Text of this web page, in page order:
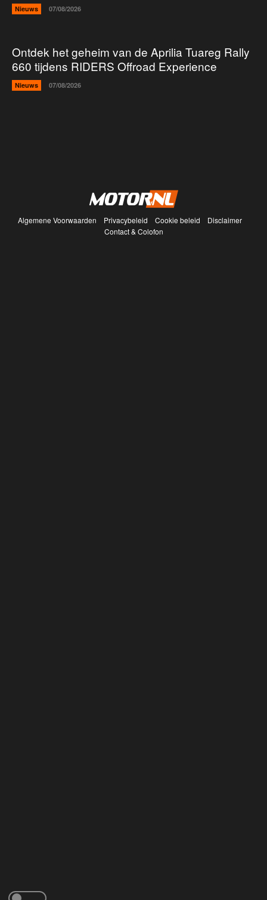
Nieuws 07/08/2026
Ontdek het geheim van de Aprilia Tuareg Rally
660 tijdens RIDERS Offroad Experience
Nieuws 07/08/2026
Algemene Voorwaarden Privacybeleid Cookie beleid
Disclaimer
Contact & Colofon